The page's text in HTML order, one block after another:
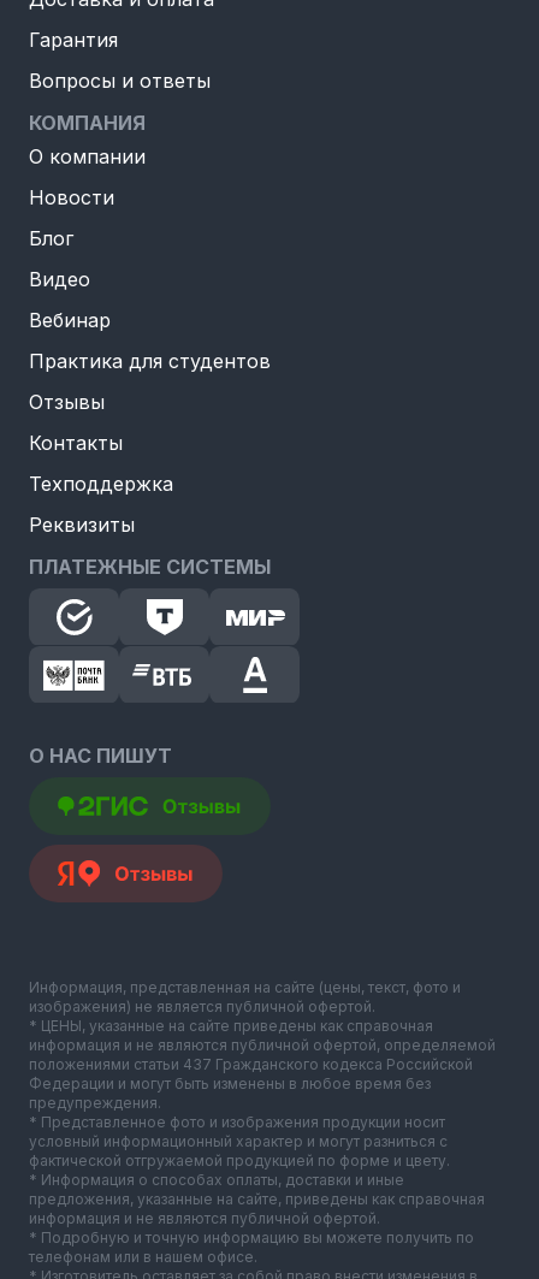
Гарантия
Вопросы и ответы
КОМПАНИЯ
О компании
Новости
Блог
Видео
Вебинар
Практика для студентов
Отзывы
Контакты
Техподдержка
Реквизиты
ПЛАТЕЖНЫЕ СИСТЕМЫ
О НАС ПИШУТ
Информация, представленная на сайте (цены, текст, фото и
изображения) не является публичной офертой.
* ЦЕНЫ, указанные на сайте приведены как справочная
информация и не являются публичной офертой, определяемой
положениями статьи 437 Гражданского кодекса Российской
Федерации и могут быть изменены в любое время без
предупреждения.
* Представленное фото и изображения продукции носит
условный информационный характер и могут разниться с
фактической отгружаемой продукцией по форме и цвету.
* Информация о способах оплаты, доставки и иные
предложения, указанные на сайте, приведены как справочная
информация и не являются публичной офертой.
* Подробную и точную информацию вы можете получить по
телефонам или в нашем офисе.